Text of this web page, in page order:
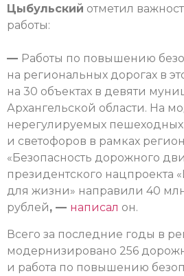
Цыбульский отметил
работы:
— Работы по повышению
на региональных дорогах в
на 30 объектах в девяти
Архангельской области. На
нерегулируемых
и светофоров в рамках
«Безопасность дорожного
президентского нацпроекта
для жизни» направили 40
рублей, — написал он.
Всего за последние годы в
модернизировано 256
и работа по повышению